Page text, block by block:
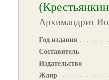
Архимандрит
Год издания
Составитель
Издательство
Жанр